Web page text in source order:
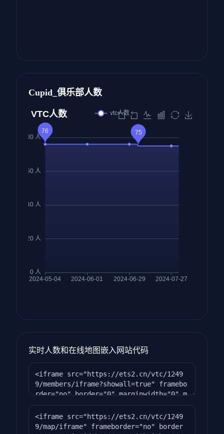
Cupid_俱乐部人数
实时人数和在线地图嵌入网站代码